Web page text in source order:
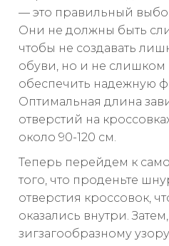
— это правильный
Они не должны быть
чтобы не создавать
обуви, но и не слишком
обеспечить надежную
Оптимальная длина
отверстий на
около 90-120 см.
Теперь перейдем к
того, что проденьте
отверстия кроссовок,
оказались внутри.
зигзагообразному